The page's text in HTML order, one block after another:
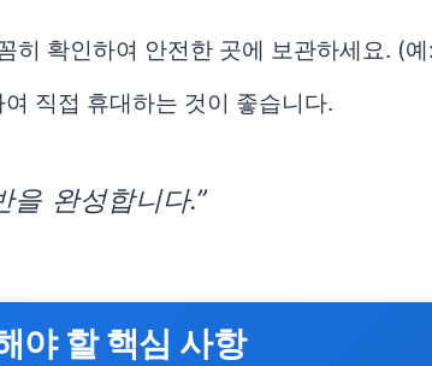
히 확인하여 안전한 곳에 보관하세요. (
직접 휴대하는 것이 좋습니다.
을 완성합니다.”
야 할 핵심 사항